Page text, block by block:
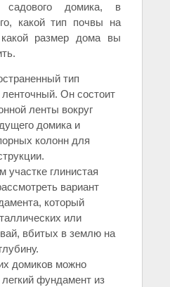
домика, в
какой тип почвы на
размер дома вы
тип
Он состоит
ленты вокруг
домика и
колонн для
участке глинистая
вариант
который
или
вбитых в землю на
домиков можно
легкий фундамент из